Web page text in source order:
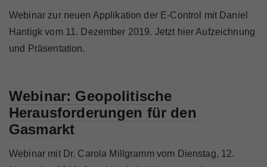
Webinar zur neuen Applikation der E-Control mit Daniel
Hantigk vom 11. Dezember 2019. Jetzt hier Aufzeichnung
und Präsentation.
Webinar: Geopolitische
Herausforderungen für den
Gasmarkt
Webinar mit Dr. Carola Millgramm vom Dienstag, 12.